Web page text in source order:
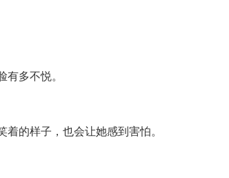
多不悦。
的样子，也会让她感到害怕。